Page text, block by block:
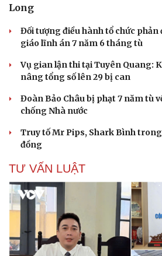
Cải chính
Long
Đối tượng điều hành tổ chức
giáo lĩnh án 7 năm 6 tháng tù
Vụ gian lận thi tại Tuyên Quang:
nâng tổng số lên 29 bị can
Đoàn Bảo Châu bị phạt 7 năm tù
chống Nhà nước
Truy tố Mr Pips, Shark Bình
đồng
TƯ VẤN LUẬT